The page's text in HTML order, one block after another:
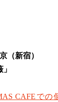
（新宿）
CAFEでの